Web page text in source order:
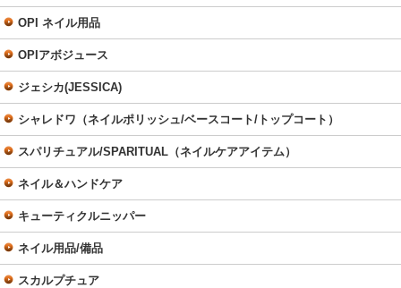
OPI ネイル用品
OPIアボジュース
ジェシカ(JESSICA)
シャレドワ（ネイルポリッシュ/ベースコート/トップコート）
スパリチュアル/SPARITUAL（ネイルケアアイテム）
ネイル＆ハンドケア
キューティクルニッパー
ネイル用品/備品
スカルプチュア